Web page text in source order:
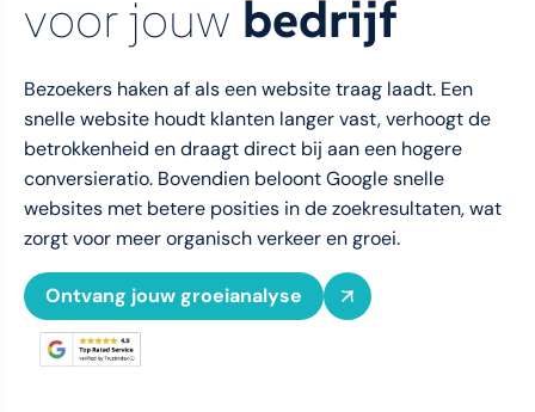
voor jouw bedrijf
Bezoekers haken af als een website traag laadt. Een
snelle website houdt klanten langer vast, verhoogt de
betrokkenheid en draagt direct bij aan een hogere
conversieratio. Bovendien beloont Google snelle
websites met betere posities in de zoekresultaten, wat
zorgt voor meer organisch verkeer en groei.
Ontvang jouw groeianalyse